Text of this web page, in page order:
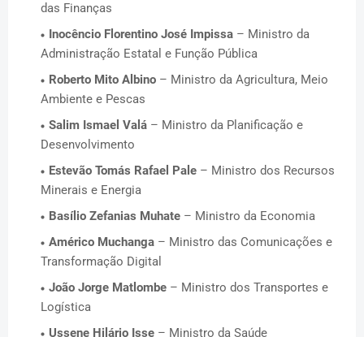
das Finanças
Inocêncio Florentino José Impissa – Ministro da
Administração Estatal e Função Pública
Roberto Mito Albino – Ministro da Agricultura, Meio
Ambiente e Pescas
Salim Ismael Valá – Ministro da Planificação e
Desenvolvimento
Estevão Tomás Rafael Pale – Ministro dos Recursos
Minerais e Energia
Basílio Zefanias Muhate – Ministro da Economia
Américo Muchanga – Ministro das Comunicações e
Transformação Digital
João Jorge Matlombe – Ministro dos Transportes e
Logística
Ussene Hilário Isse – Ministro da Saúde